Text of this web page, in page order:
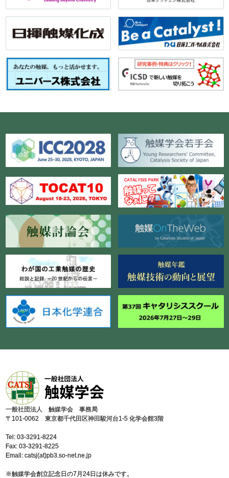
⼀般社団法⼈ 触媒学会 事務局
〒101-0062 東京都千代⽥区神⽥駿河台1-5 化学会館3階
Tel: 03-3291-8224
Fax: 03-3291-8225
Email: catsj(at)pb3.so-net.ne.jp
※触媒学会創⽴記念⽇の7⽉24⽇は休みです。